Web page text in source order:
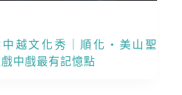
中越文化秀｜順化・美山聖
中戲最有記憶點